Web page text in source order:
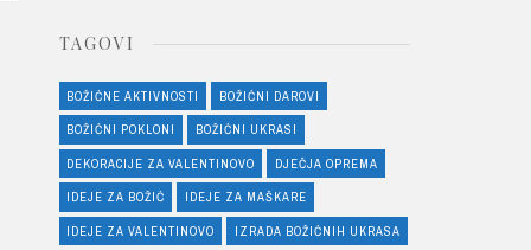
TAGOVI
BOŽIĆNE AKTIVNOSTI BOŽIĆNI DAROVI
BOŽIĆNI POKLONI BOŽIĆNI UKRASI
DEKORACIJE ZA VALENTINOVO DJEČJA OPREMA
IDEJE ZA BOŽIĆ IDEJE ZA MAŠKARE
IDEJE ZA VALENTINOVO IZRADA BOŽIĆNIH UKRASA